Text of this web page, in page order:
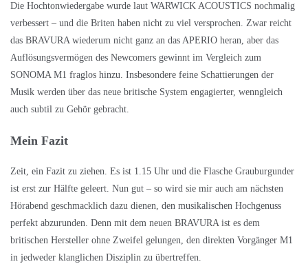
Die Hochtonwiedergabe wurde laut WARWICK ACOUSTICS nochmalig
verbessert – und die Briten haben nicht zu viel versprochen. Zwar reicht
das BRAVURA wiederum nicht ganz an das APERIO heran, aber das
Auflösungsvermögen des Newcomers gewinnt im Vergleich zum
SONOMA M1 fraglos hinzu. Insbesondere feine Schattierungen der
Musik werden über das neue britische System engagierter, wenngleich
auch subtil zu Gehör gebracht.
Mein Fazit
Zeit, ein Fazit zu ziehen. Es ist 1.15 Uhr und die Flasche Grauburgunder
ist erst zur Hälfte geleert. Nun gut – so wird sie mir auch am nächsten
Hörabend geschmacklich dazu dienen, den musikalischen Hochgenuss
perfekt abzurunden. Denn mit dem neuen BRAVURA ist es dem
britischen Hersteller ohne Zweifel gelungen, den direkten Vorgänger M1
in jedweder klanglichen Disziplin zu übertreffen.